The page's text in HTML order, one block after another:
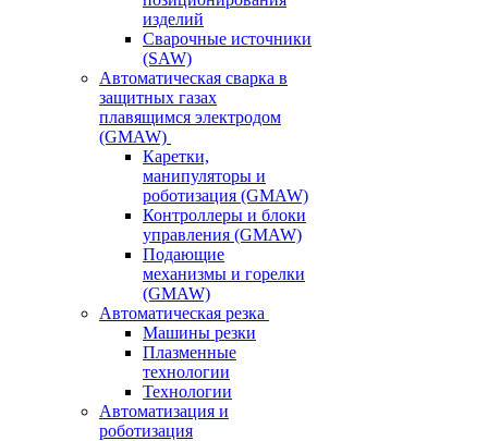
изделий
Сварочные источники
(SAW)
Автоматическая сварка в
защитных газах
плавящимся электродом
(GMAW)
Каретки,
манипуляторы и
роботизация (GMAW)
Контроллеры и блоки
управления (GMAW)
Подающие
механизмы и горелки
(GMAW)
Автоматическая резка
Машины резки
Плазменные
технологии
Технологии
Автоматизация и
роботизация